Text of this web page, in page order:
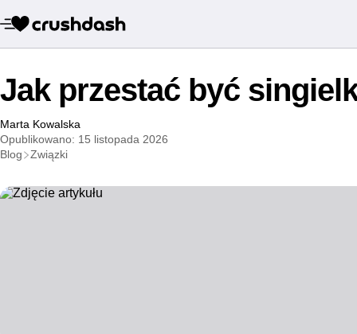
Jak przestać być
Marta Kowalska
Opublikowano: 15 listopada 2026
Blog
Związki